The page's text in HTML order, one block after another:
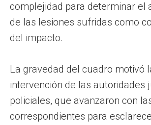
complejidad para determinar el
de las lesiones sufridas como
del impacto.
La gravedad del cuadro motivó
intervención de las autoridades
policiales, que avanzaron con
correspondientes para